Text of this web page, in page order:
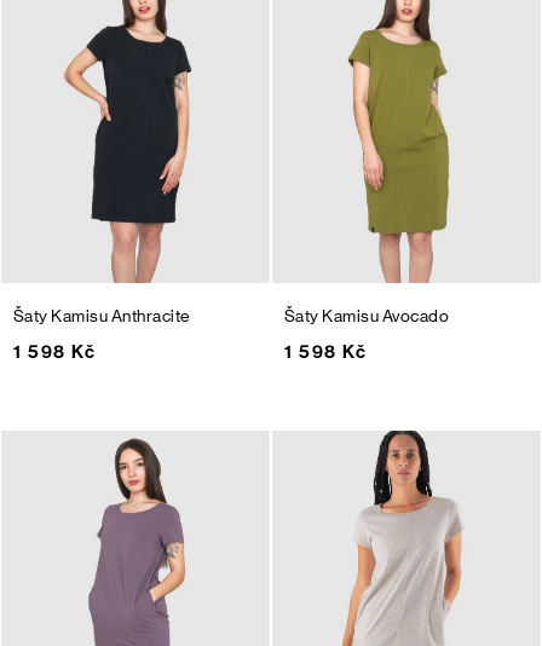
Šaty KamisuAnthracite
1 598 Kč
Šaty KamisuAvocado
1 598 Kč